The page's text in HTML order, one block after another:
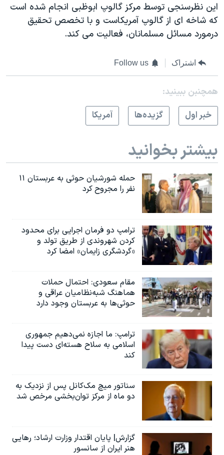
اين نظرسنجی توسط مرکز گالوپ ابوظبی انجام شده است
که شاخه ای از گالوپ آمريکاست و با تخصص تحقيق
درمورد مسائل مسلمانان، فعاليت می کند.
اشتراک Follow us
همچنبن ببینید:
خبر اول
گزيده‌ها آمريکا
بیشتر بخوانید
حمله شورشیان حوثی به عربستان ۱۱
نفر را مجروح کرد
ترامپ دو فرمان اجرایی برای محدود
کردن شهروندی از طریق تولد و
«گردشگری زایمان» امضا کرد
مقام سعودی: احتمال حملات
هماهنگ شبه‌نظامیان عراقی و
حوثی‌ها به عربستان وجود دارد
ترامپ: ما اجازه نمی‌دهیم جمهوری
اسلامی به سلاح هسته‌ای دست پیدا
کند
سناتور میچ مک‌کانل پس از نزدیک به
دو ماه از مرکز توان‌بخشی مرخص شد
گزارش| پایان اقتدار وزارت ارشاد؛ رهایی
هنر ایران از سانسور